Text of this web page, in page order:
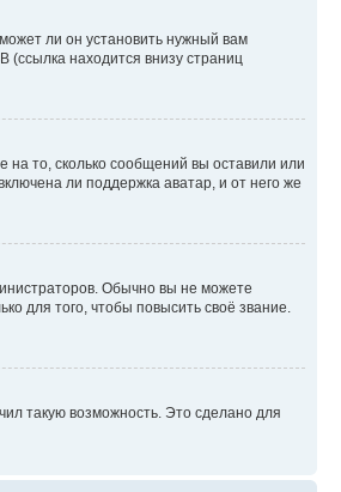
ли он установить нужный вам
(ссылка находится внизу страниц
на то, сколько сообщений вы оставили или
ли поддержка аватар, и от него же
Обычно вы не можете
для того, чтобы повысить своё звание.
такую возможность. Это сделано для